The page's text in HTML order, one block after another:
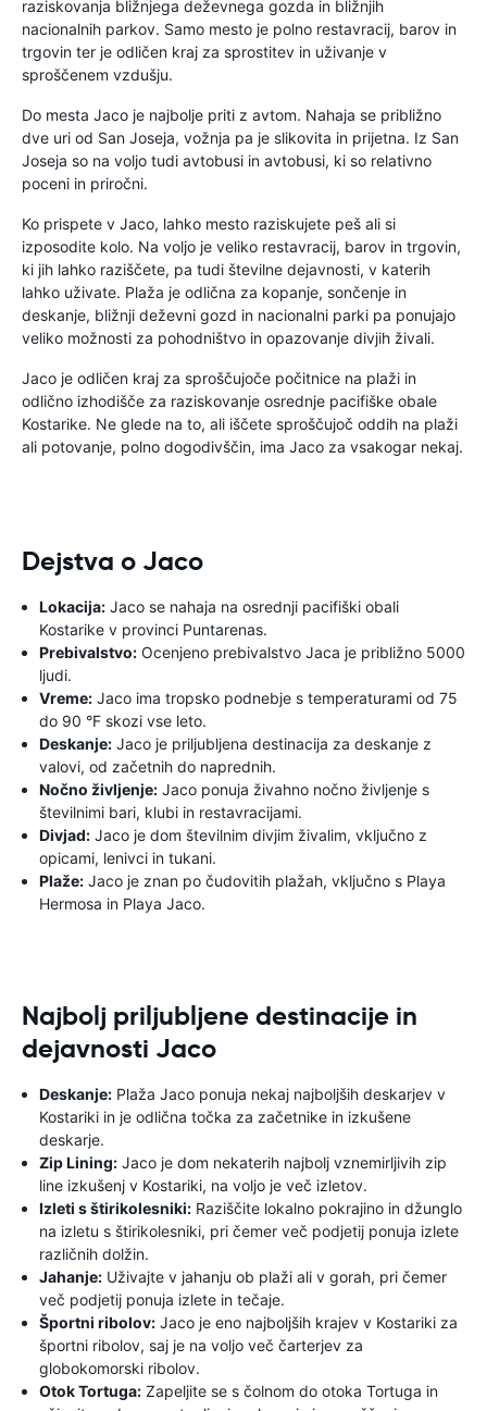
raziskovanja bližnjega deževnega gozda in bližnjih
nacionalnih parkov. Samo mesto je polno restavracij, barov in
trgovin ter je odličen kraj za sprostitev in uživanje v
sproščenem vzdušju.
Do mesta Jaco je najbolje priti z avtom. Nahaja se približno
dve uri od San Joseja, vožnja pa je slikovita in prijetna. Iz San
Joseja so na voljo tudi avtobusi in avtobusi, ki so relativno
poceni in priročni.
Ko prispete v Jaco, lahko mesto raziskujete peš ali si
izposodite kolo. Na voljo je veliko restavracij, barov in trgovin,
ki jih lahko raziščete, pa tudi številne dejavnosti, v katerih
lahko uživate. Plaža je odlična za kopanje, sončenje in
deskanje, bližnji deževni gozd in nacionalni parki pa ponujajo
veliko možnosti za pohodništvo in opazovanje divjih živali.
Jaco je odličen kraj za sproščujoče počitnice na plaži in
odlično izhodišče za raziskovanje osrednje pacifiške obale
Kostarike. Ne glede na to, ali iščete sproščujoč oddih na plaži
ali potovanje, polno dogodivščin, ima Jaco za vsakogar nekaj.
Dejstva o Jaco
Lokacija: Jaco se nahaja na osrednji pacifiški obali
Kostarike v provinci Puntarenas.
Prebivalstvo: Ocenjeno prebivalstvo Jaca je približno 5000
ljudi.
Vreme: Jaco ima tropsko podnebje s temperaturami od 75
do 90 °F skozi vse leto.
Deskanje: Jaco je priljubljena destinacija za deskanje z
valovi, od začetnih do naprednih.
Nočno življenje: Jaco ponuja živahno nočno življenje s
številnimi bari, klubi in restavracijami.
Divjad: Jaco je dom številnim divjim živalim, vključno z
opicami, lenivci in tukani.
Plaže: Jaco je znan po čudovitih plažah, vključno s Playa
Hermosa in Playa Jaco.
Najbolj priljubljene destinacije in
dejavnosti Jaco
Deskanje: Plaža Jaco ponuja nekaj najboljših deskarjev v
Kostariki in je odlična točka za začetnike in izkušene
deskarje.
Zip Lining: Jaco je dom nekaterih najbolj vznemirljivih zip
line izkušenj v Kostariki, na voljo je več izletov.
Izleti s štirikolesniki: Raziščite lokalno pokrajino in džunglo
na izletu s štirikolesniki, pri čemer več podjetij ponuja izlete
različnih dolžin.
Jahanje: Uživajte v jahanju ob plaži ali v gorah, pri čemer
več podjetij ponuja izlete in tečaje.
Športni ribolov: Jaco je eno najboljših krajev v Kostariki za
športni ribolov, saj je na voljo več čarterjev za
globokomorski ribolov.
Otok Tortuga: Zapeljite se s čolnom do otoka Tortuga in